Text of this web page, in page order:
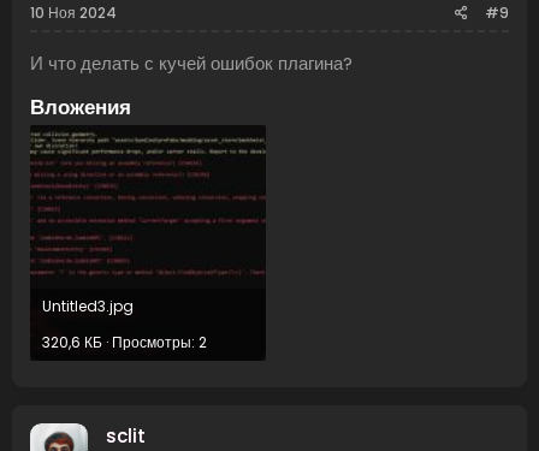
10 Ноя 2024 #9
И что делать с кучей ошибок плагина?
Вложения
Untitled3.jpg
320,6 КБ · Просмотры: 2
sclit